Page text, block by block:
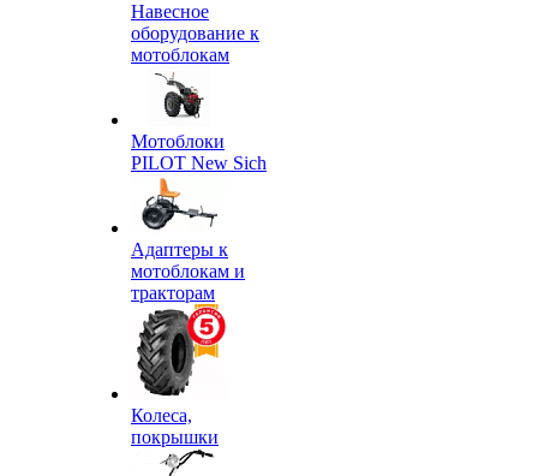
Навесное
оборудование к
мотоблокам
Мотоблоки
PILOT New Sich
Адаптеры к
мотоблокам и
тракторам
Колеса,
покрышки